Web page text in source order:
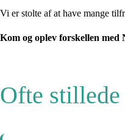
Vi er stolte af at have mange
Kom og oplev forskellen med
Ofte stillede